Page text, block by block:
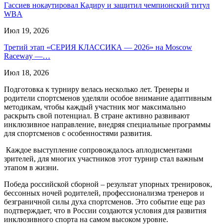
Гассиев нокаутировал Кадиру и защитил чемпионский титул
WBA
Июл 19, 2026
Третий этап «СЕРИЯ КЛАССИКА — 2026» на Moscow
Raceway —…
Июл 18, 2026
Подготовка к турниру велась несколько лет. Тренеры и
родители спортсменов уделяли особое внимание адаптивным
методикам, чтобы каждый участник мог максимально
раскрыть свой потенциал. В стране активно развивают
инклюзивное направление, внедряя специальные программы
для спортсменов с особенностями развития.
Каждое выступление сопровождалось аплодисментами
зрителей, для многих участников этот турнир стал важным
этапом в жизни.
Победа российской сборной – результат упорных тренировок,
бессонных ночей родителей, профессионализма тренеров и
безграничной силы духа спортсменов. Это событие еще раз
подтверждает, что в России создаются условия для развития
инклюзивного спорта на самом высоком уровне.